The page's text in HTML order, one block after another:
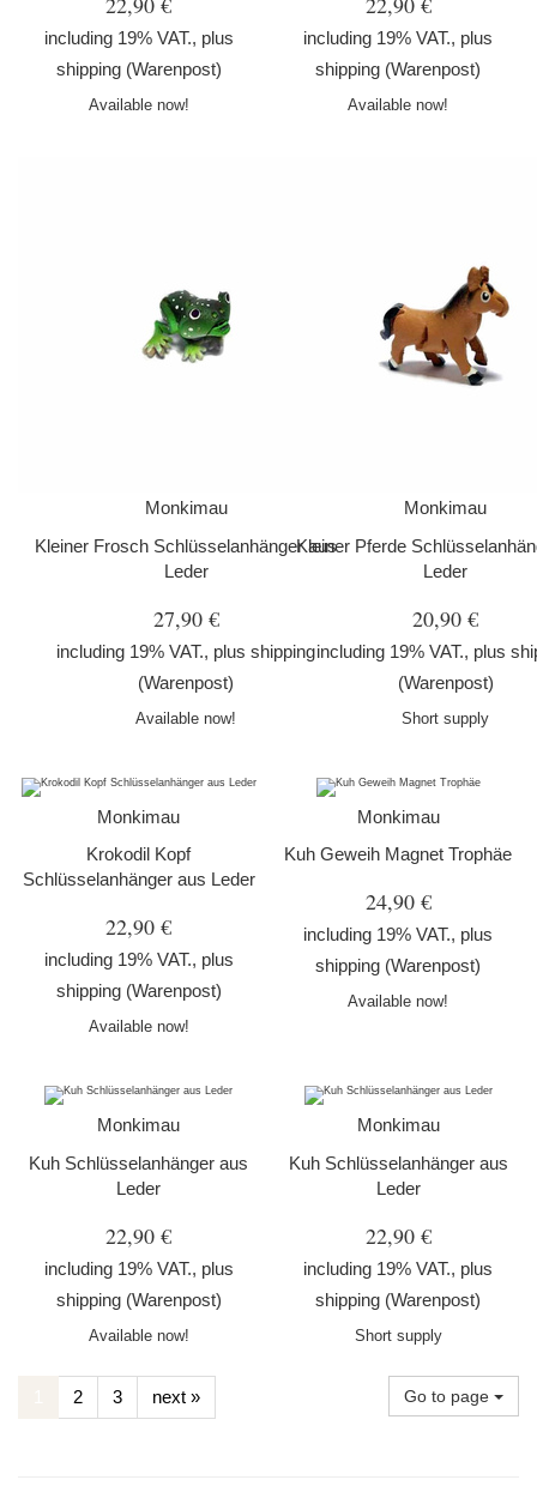
including 19% VAT., plus
shipping (Warenpost)
Available now!
including 19% VAT., plus
shipping (Warenpost)
Available now!
Monkimau
Kleiner Frosch Schlüsselanhänger aus
Leder
27,90 €
including 19% VAT., plus shipping
(Warenpost)
Available now!
Monkimau
Kleiner Pferde
Leder
20,90 €
including 19% VAT., plus
(Warenpost)
Short supply
Monkimau
Krokodil Kopf
Schlüsselanhänger aus Leder
22,90 €
including 19% VAT., plus
shipping (Warenpost)
Available now!
Monkimau
Kuh Geweih Magnet Trophäe
24,90 €
including 19% VAT., plus
shipping (Warenpost)
Available now!
Monkimau
Kuh Schlüsselanhänger aus
Leder
22,90 €
including 19% VAT., plus
shipping (Warenpost)
Available now!
Monkimau
Kuh Schlüsselanhänger aus
Leder
22,90 €
including 19% VAT., plus
shipping (Warenpost)
Short supply
2 3 next » Go to page